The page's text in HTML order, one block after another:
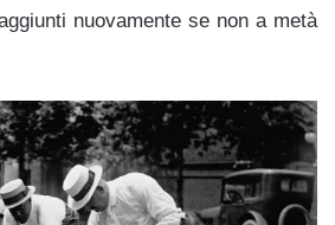
nuovamente se non a metà